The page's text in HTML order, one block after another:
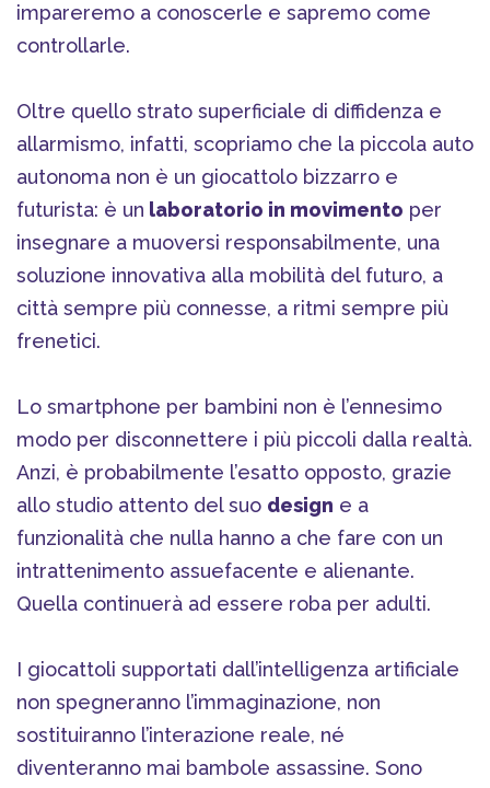
impareremo a conoscerle e sapremo come
controllarle.
Oltre quello strato superficiale di diffidenza e
allarmismo, infatti, scopriamo che la piccola auto
autonoma non è un giocattolo bizzarro e
futurista: è un laboratorio in movimento per
insegnare a muoversi responsabilmente, una
soluzione innovativa alla mobilità del futuro, a
città sempre più connesse, a ritmi sempre più
frenetici.
Lo smartphone per bambini non è l’ennesimo
modo per disconnettere i più piccoli dalla realtà.
Anzi, è probabilmente l’esatto opposto, grazie
allo studio attento del suo design e a
funzionalità che nulla hanno a che fare con un
intrattenimento assuefacente e alienante.
Quella continuerà ad essere roba per adulti.
I giocattoli supportati dall’intelligenza artificiale
non spegneranno l’immaginazione, non
sostituiranno l’interazione reale, né
diventeranno mai bambole assassine. Sono